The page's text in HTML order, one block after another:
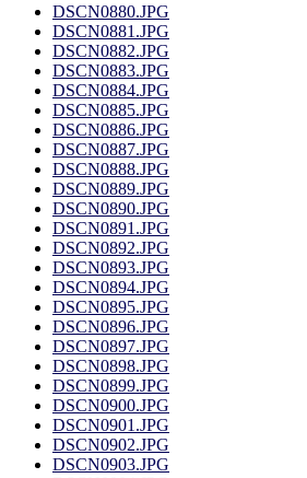
DSCN0880.JPG
DSCN0881.JPG
DSCN0882.JPG
DSCN0883.JPG
DSCN0884.JPG
DSCN0885.JPG
DSCN0886.JPG
DSCN0887.JPG
DSCN0888.JPG
DSCN0889.JPG
DSCN0890.JPG
DSCN0891.JPG
DSCN0892.JPG
DSCN0893.JPG
DSCN0894.JPG
DSCN0895.JPG
DSCN0896.JPG
DSCN0897.JPG
DSCN0898.JPG
DSCN0899.JPG
DSCN0900.JPG
DSCN0901.JPG
DSCN0902.JPG
DSCN0903.JPG